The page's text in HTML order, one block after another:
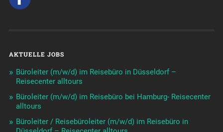
AKTUELLE JOBS
Büroleiter (m/w/d) im Reisebüro in Düsseldorf –
Reisecenter alltours
Büroleiter (m/w/d) im Reisebüro bei Hamburg- Reisecenter
alltours
Büroleiter / Reisebüroleiter (m/w/d) im Reisebüro in